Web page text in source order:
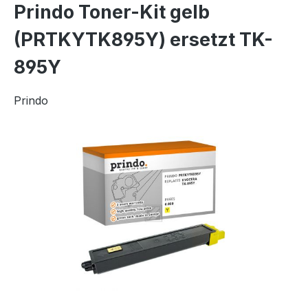
Prindo Toner-Kit gelb
(PRTKYTK895Y) ersetzt TK-
895Y
Prindo
Bildergalerie überspringen